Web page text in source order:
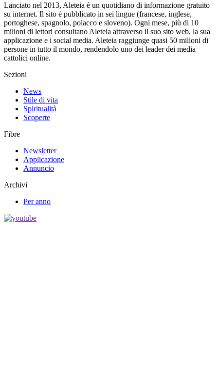
Lanciato nel 2013, Aleteia è un quotidiano di informazione gratuito
su internet. Il sito è pubblicato in sei lingue (francese, inglese,
portoghese, spagnolo, polacco e sloveno). Ogni mese, più di 10
milioni di lettori consultano Aleteia attraverso il suo sito web, la sua
applicazione e i social media. Aleteia raggiunge quasi 50 milioni di
persone in tutto il mondo, rendendolo uno dei leader dei media
cattolici online.
Sezioni
News
Stile di vita
Spiritualità
Scoperte
Fibre
Newsletter
Applicazione
Annuncio
Archivi
Per anno